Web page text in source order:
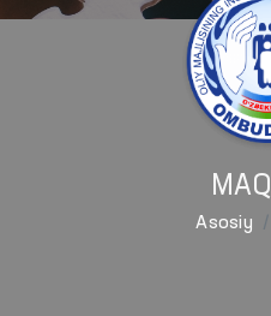
Asosiy